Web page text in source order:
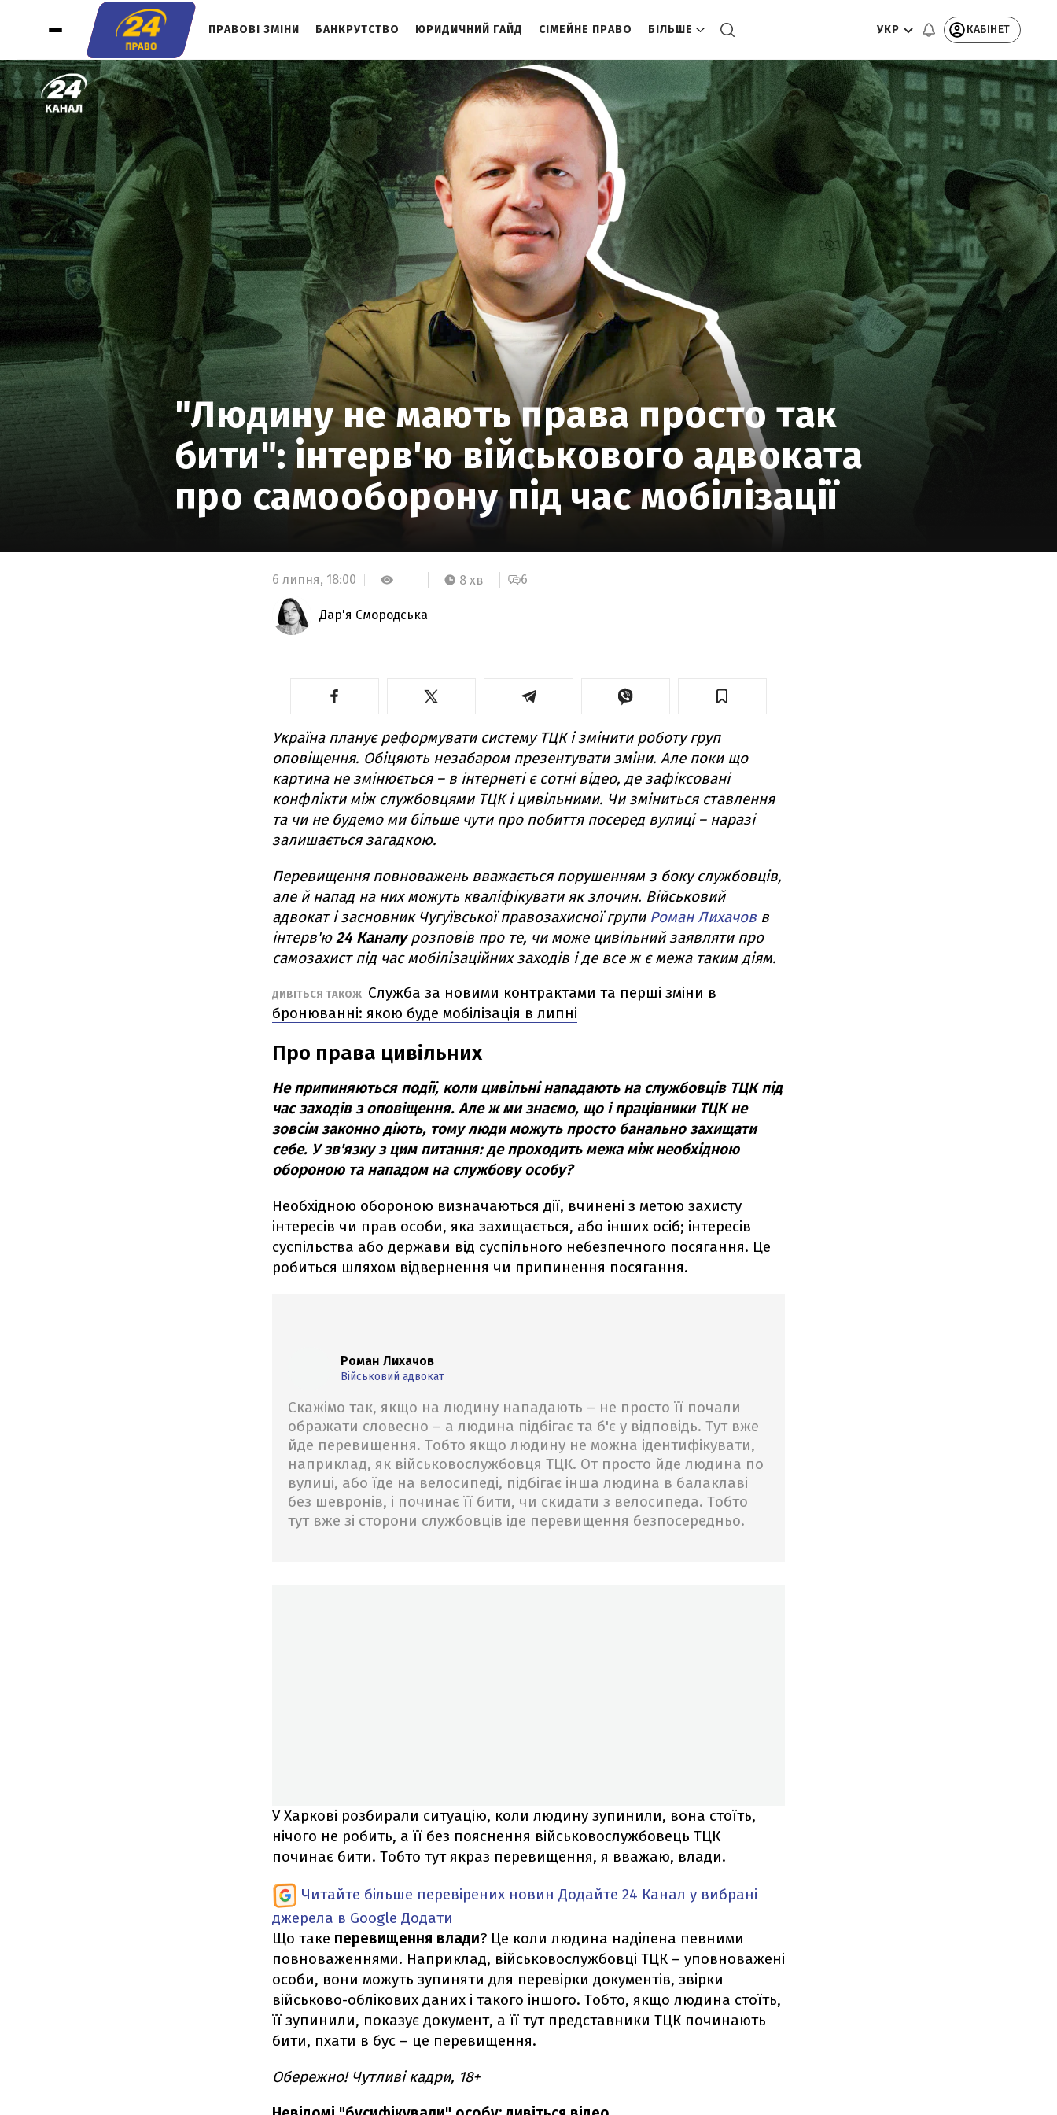
ПРАВОВІ ЗМІНИ БАНКРУТСТВО ЮРИДИЧНИЙ ГАЙД СІМЕЙНЕ ПРАВО БІЛЬШЕ УКР КАБІНЕТ
"Людину не мають права просто так
бити": інтерв'ю військового адвоката
про самооборону під час мобілізації
6 липня, 18:00 8 хв 6
Дар'я Смородська
Україна планує реформувати систему ТЦК і змінити роботу груп
оповіщення. Обіцяють незабаром презентувати зміни. Але поки що
картина не змінюється – в інтернеті є сотні відео, де зафіксовані
конфлікти між службовцями ТЦК і цивільними. Чи зміниться ставлення
та чи не будемо ми більше чути про побиття посеред вулиці – наразі
залишається загадкою.
Перевищення повноважень вважається порушенням з боку службовців,
але й напад на них можуть кваліфікувати як злочин. Військовий
адвокат і засновник Чугуївської правозахисної групиРоман Лихачов в
інтерв'ю24 Каналурозповів про те, чи може цивільний заявляти про
самозахист під час мобілізаційних заходів і де все ж є межа таким діям.
ДИВІТЬСЯ ТАКОЖ Служба за новими контрактами та перші зміни в
бронюванні: якою буде мобілізація в липні
Про права цивільних
Не припиняються події, коли цивільні нападають на службовців ТЦК під
час заходів з оповіщення. Але ж ми знаємо, що і працівники ТЦК не
зовсім законно діють, тому люди можуть просто банально захищати
себе. У зв'язку з цим питання: де проходить межа між необхідною
обороною та нападом на службову особу?
Необхідною обороною визначаються дії, вчинені з метою захисту
інтересів чи прав особи, яка захищається, або інших осіб; інтересів
суспільства або держави від суспільного небезпечного посягання. Це
робиться шляхом відвернення чи припинення посягання.
Роман Лихачов
Військовий адвокат
Скажімо так, якщо на людину нападають – не просто її почали
ображати словесно – а людина підбігає та б'є у відповідь. Тут вже
йде перевищення. Тобто якщо людину не можна ідентифікувати,
наприклад, як військовослужбовця ТЦК. От просто йде людина по
вулиці, або їде на велосипеді, підбігає інша людина в балаклаві
без шевронів, і починає її бити, чи скидати з велосипеда. Тобто
тут вже зі сторони службовців іде перевищення безпосередньо.
У Харкові розбирали ситуацію, коли людину зупинили, вона стоїть,
нічого не робить, а її без пояснення військовослужбовець ТЦК
починає бити. Тобто тут якраз перевищення, я вважаю, влади.
Читайте більше перевірених новин Додайте 24 Канал у вибрані
джерела в Google Додати
Що таке перевищення влади? Це коли людина наділена певними
повноваженнями. Наприклад, військовослужбовці ТЦК – уповноважені
особи, вони можуть зупиняти для перевірки документів, звірки
військово-облікових даних і такого іншого. Тобто, якщо людина стоїть,
її зупинили, показує документ, а її тут представники ТЦК починають
бити, пхати в бус – це перевищення.
Обережно! Чутливі кадри, 18+